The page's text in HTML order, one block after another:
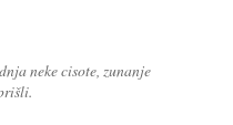
neke cisote, zunanje